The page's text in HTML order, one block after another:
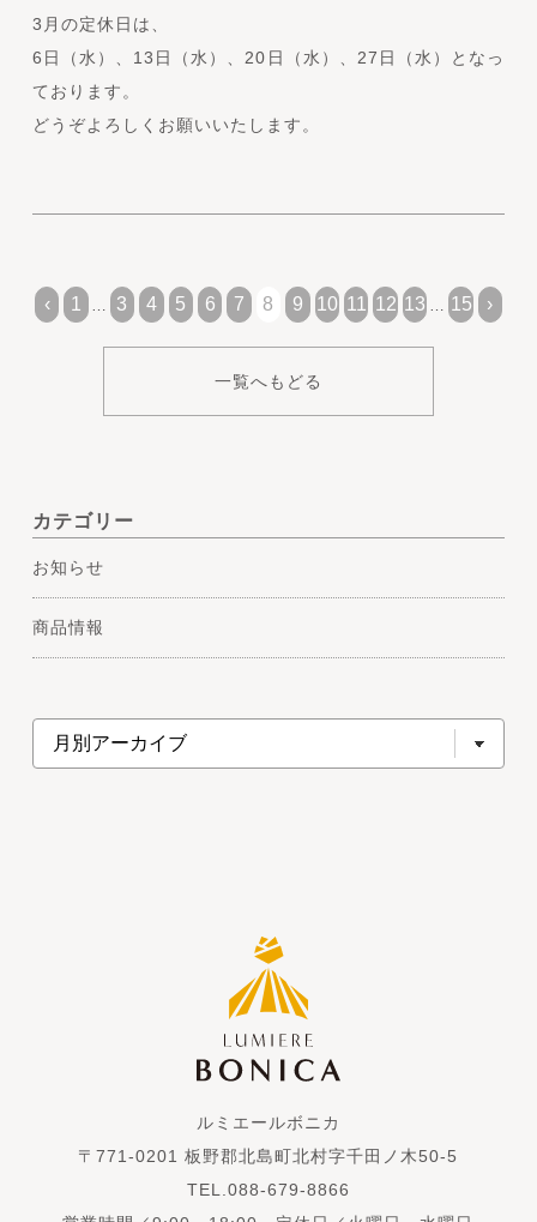
3月の定休日は、
6日（水）、13日（水）、20日（水）、27日（水）となっ
ております。
どうぞよろしくお願いいたします。
‹ 1 3 4 5 6 7 8 9 10 11 12 13 15 ›
一覧へもどる
カテゴリー
お知らせ
商品情報
ルミエールボニカ
〒771-0201 板野郡北島町北村字千田ノ木50-5
TEL.088-679-8866